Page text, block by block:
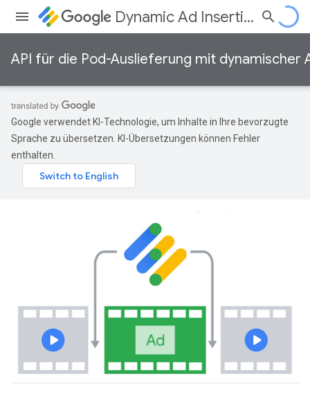
Dynamic Ad Insertion
API für die Pod-Auslieferung mit dynamischer
Google verwendet KI-Technologie, um Inhalte in Ihre bevorzugte
Sprache zu übersetzen. KI-Übersetzungen können Fehler
enthalten.